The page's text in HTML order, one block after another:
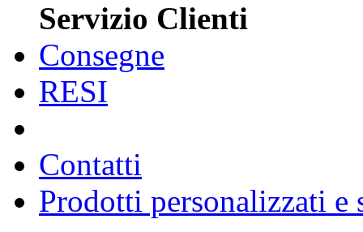
Servizio Clienti
Consegne
RESI
Contatti
Prodotti personalizzati e